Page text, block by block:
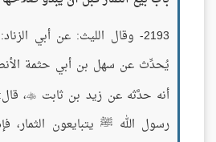
2193- وقال الليث: عن أبي
يُحدِّث عن سهل بن أبي حثمة
أنه حدَّثه عن زيد بن ثابت ،
رسول الله ﷺ يتبايعون الثمار،